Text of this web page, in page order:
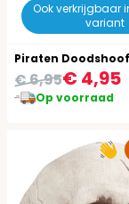
Ook verkrijgbaar
variant
Piraten
€ 4,95
€ 6,95
Op voorraad